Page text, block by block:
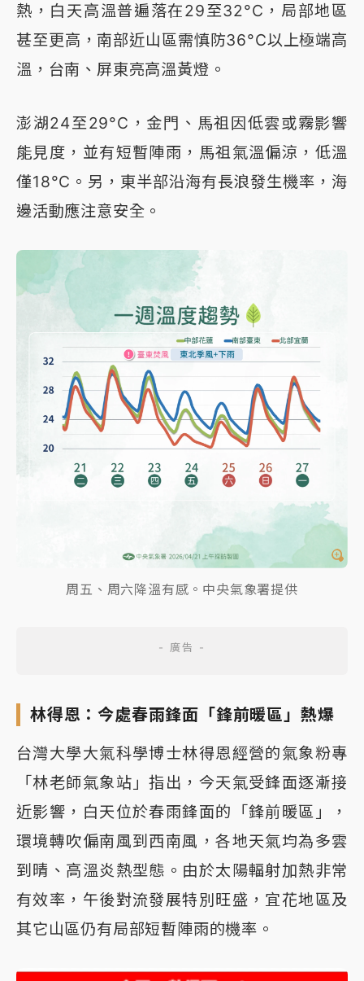
熱，白天高溫普遍落在29至32°C，局部地區
甚至更高，南部近山區需慎防36°C以上極端高
溫，台南、屏東亮高溫黃燈。
澎湖24至29°C，金門、馬祖因低雲或霧影響
能見度，並有短暫陣雨，馬祖氣溫偏涼，低溫
僅18°C。另，東半部沿海有長浪發生機率，海
邊活動應注意安全。
周五、周六降溫有感。中央氣象署提供
林得恩：今處春雨鋒面「鋒前暖區」熱爆
台灣大學大氣科學博士林得恩經營的氣象粉專
「林老師氣象站」指出，今天氣受鋒面逐漸接
近影響，白天位於春雨鋒面的「鋒前暖區」，
環境轉吹偏南風到西南風，各地天氣均為多雲
到晴、高溫炎熱型態。由於太陽輻射加熱非常
有效率，午後對流發展特別旺盛，宜花地區及
其它山區仍有局部短暫陣雨的機率。